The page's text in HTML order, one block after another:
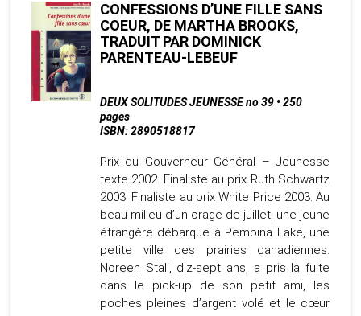
CONFESSIONS D’UNE FILLE SANS
COEUR, DE MARTHA BROOKS,
TRADUIT PAR DOMINICK
PARENTEAU-LEBEUF
DEUX SOLITUDES JEUNESSE no 39 • 250
pages
ISBN: 2890518817
Prix du Gouverneur Général – Jeunesse
texte 2002. Finaliste au prix Ruth Schwartz
2003. Finaliste au prix White Price 2003. Au
beau milieu d’un orage de juillet, une jeune
étrangère débarque à Pembina Lake, une
petite ville des prairies canadiennes.
Noreen Stall, diz-sept ans, a pris la fuite
dans le pick-up de son petit ami, les
poches pleines d’argent volé et le cœur